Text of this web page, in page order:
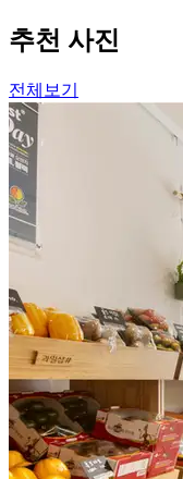
추천 사진
전체보기